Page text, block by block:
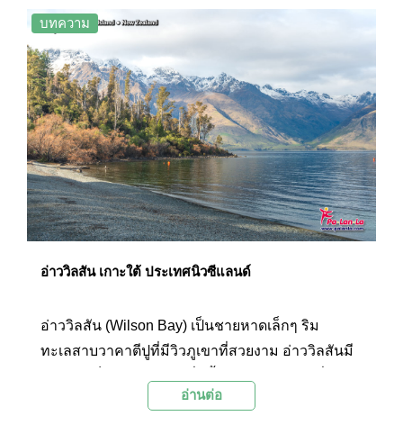
ส์ทาวน์ที่ได้รับความสนใจจากนักท่องเที่ยวเป็นอย่าง
มาก โดยด้านบนจะมองเห็นเมืองควีนส์ทาวน์
ทะเลสาบวาคาตีปู และเทือกเขาสูงต่างๆ ที่โอบล้อม
เมืองและทะเลสาบอยู่ ซึ่งเป็นทัศนียภาพในแบบพา
โนรามาที่สวยงามเป็นอย่างมาก
บทความ
อ่าววิลสัน เกาะใต้ ประเทศนิวซีแลนด์
อ่าววิลสัน (Wilson Bay) เป็นชายหาดเล็กๆ ริม
ทะเลสาบวาคาตีปูที่มีวิวภูเขาที่สวยงาม อ่าววิลสันมี
วันที่อากาศดีจะมองเห็นทิวทัศน์ของภูเขาที่โอบล้อม
อ่านต่อ